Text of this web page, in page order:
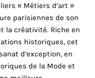
« Métiers d’art »
parisiennes de son
la créativité. Riche en
historiques, cet
d’exception, en
de la Mode et